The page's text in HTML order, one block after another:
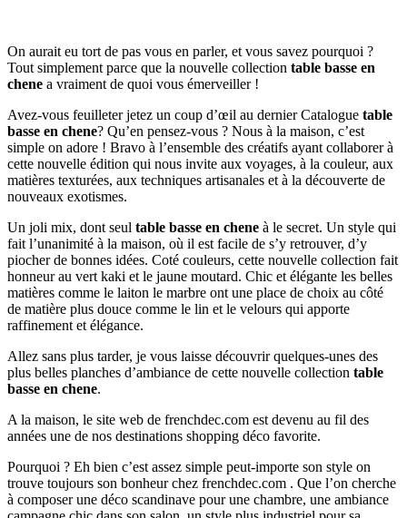
On aurait eu tort de pas vous en parler, et vous savez pourquoi ?
Tout simplement parce que la nouvelle collection table basse en
chene a vraiment de quoi vous émerveiller !
Avez-vous feuilleter jetez un coup d’œil au dernier Catalogue table
basse en chene? Qu’en pensez-vous ? Nous à la maison, c’est
simple on adore ! Bravo à l’ensemble des créatifs ayant collaborer à
cette nouvelle édition qui nous invite aux voyages, à la couleur, aux
matières texturées, aux techniques artisanales et à la découverte de
nouveaux exotismes.
Un joli mix, dont seul table basse en chene à le secret. Un style qui
fait l’unanimité à la maison, où il est facile de s’y retrouver, d’y
piocher de bonnes idées. Coté couleurs, cette nouvelle collection fait
honneur au vert kaki et le jaune moutard. Chic et élégante les belles
matières comme le laiton le marbre ont une place de choix au côté
de matière plus douce comme le lin et le velours qui apporte
raffinement et élégance.
Allez sans plus tarder, je vous laisse découvrir quelques-unes des
plus belles planches d’ambiance de cette nouvelle collection table
basse en chene.
A la maison, le site web de frenchdec.com est devenu au fil des
années une de nos destinations shopping déco favorite.
Pourquoi ? Eh bien c’est assez simple peut-importe son style on
trouve toujours son bonheur chez frenchdec.com . Que l’on cherche
à composer une déco scandinave pour une chambre, une ambiance